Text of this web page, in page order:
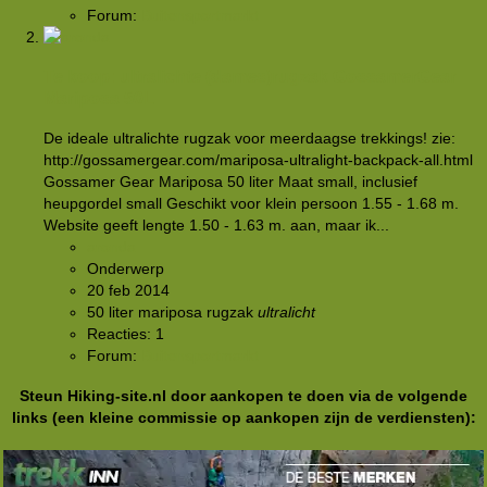
Forum:
De ideale ultralichte rugzak voor meerdaagse trekkings! zie:
http://gossamergear.com/mariposa-ultralight-backpack-all.html
Gossamer Gear Mariposa 50 liter Maat small, inclusief
heupgordel small Geschikt voor klein persoon 1.55 - 1.68 m.
Website geeft lengte 1.50 - 1.63 m. aan, maar ik...
Onderwerp
20 feb 2014
50 liter mariposa rugzak ultralicht
Reacties: 1
Forum:
Steun Hiking-site.nl door aankopen te doen via de volgende
links (een kleine commissie op aankopen zijn de verdiensten):